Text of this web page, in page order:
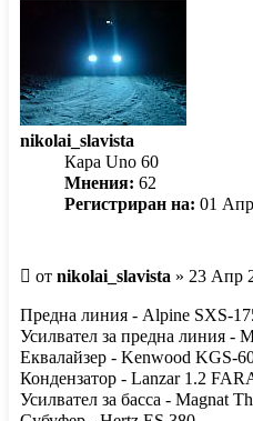
началото
nikolai_slavista
Кара Uno 60
Мнения: 62
Регистриран на: 01
Мнение
от nikolai_slavista » 23 Апр
Предна линия - Alpine SXS-
Усилвател за предна линия -
Еквалайзер - Kenwood KGS-
Кондензатор - Lanzar 1.2
Усилвател за басса - Magnat